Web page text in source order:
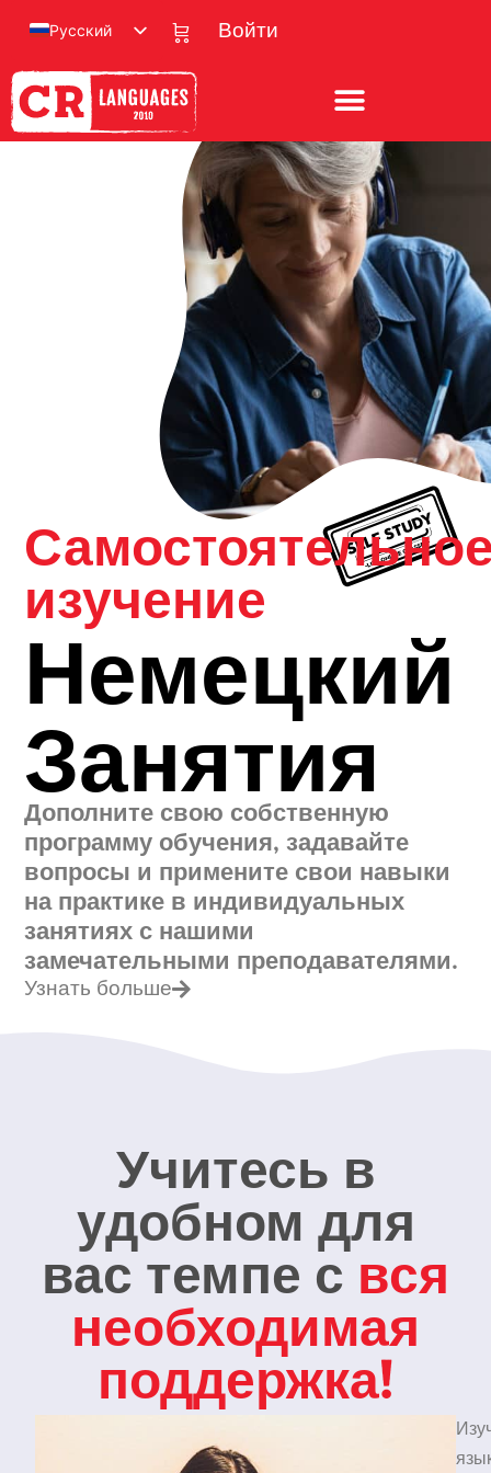
Войти
Русский
изучение
Немецкий
Занятия
Дополните свою собственную
программу обучения, задавайте
вопросы и примените свои навыки
на практике в индивидуальных
занятиях с нашими
замечательными преподавателями.
Узнать больше
Учитесь в
удобном для
вас темпе свся
необходимая
поддержка!